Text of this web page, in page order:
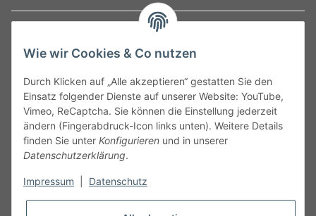
Leibnizstraße 2a
Germany
Phone:+49 40 5287270
Fax:+49 40 5281050
Email:sales@tow-automotive.de
Wie wir Cookies & Co nutzen
Durch Klicken auf „Alle akzeptieren“ gestatten Sie den
Einsatz folgender Dienste auf unserer Website: YouTube,
Vimeo, ReCaptcha. Sie können die Einstellung jederzeit
ändern (Fingerabdruck-Icon links unten). Weitere Details
finden Sie unter Konfigurieren und in unserer
Datenschutzerklärung.
Impressum Datenschutz